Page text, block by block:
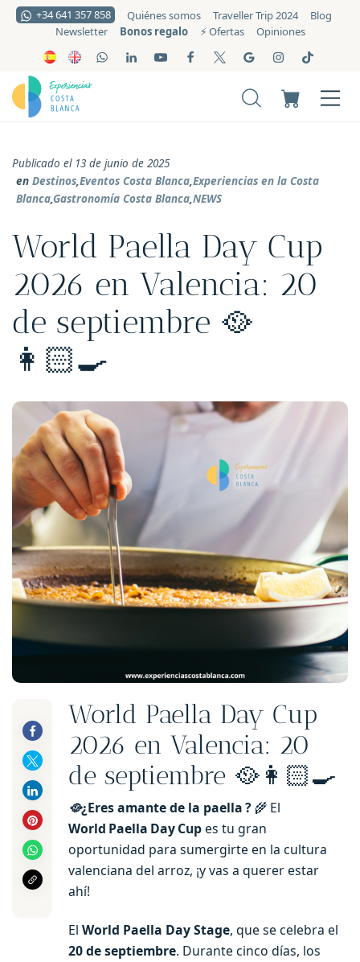
+34 641 357 858 Quiénes somos Traveller Trip 2024
Blog
Newsletter
Bonos regalo ⚡️ Ofertas Opiniones
Publicado el 13 de junio de 2025
en Destinos,Eventos Costa Blanca,Experiencias en la Costa
Blanca,Gastronomía Costa Blanca,NEWS
World Paella Day Cup
2026 en Valencia: 20
de septiembre 🥘
👩🏻‍🍳
World Paella Day Cup
2026 en Valencia: 20
de septiembre 🥘👩🏻‍🍳
🥘¿Eres amante de la paella ? 🌾 El
World Paella Day Cupes tu gran
oportunidad para sumergirte en la cultura
valenciana del arroz, ¡y vas a querer estar
ahí!
El World Paella Day Stage, que se celebra el
20 de septiembre. Durante cinco días, los